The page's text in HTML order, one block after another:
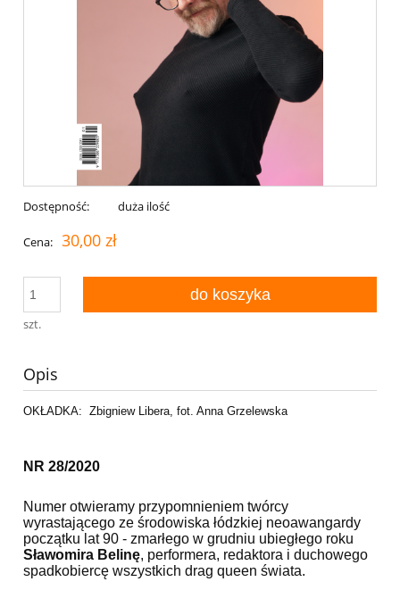
Dostępność: duża ilość
Cena: 30,00 zł
szt.
do koszyka
Opis
OKŁADKA: Zbigniew Libera, fot. Anna Grzelewska
NR 28/2020
Numer otwieramy przypomnieniem twórcy
wyrastającego ze środowiska łódzkiej neoawangardy
początku lat 90 - zmarłego w grudniu ubiegłego roku
Sławomira Belinę, performera, redaktora i duchowego
spadkobiercę wszystkich drag queen świata.